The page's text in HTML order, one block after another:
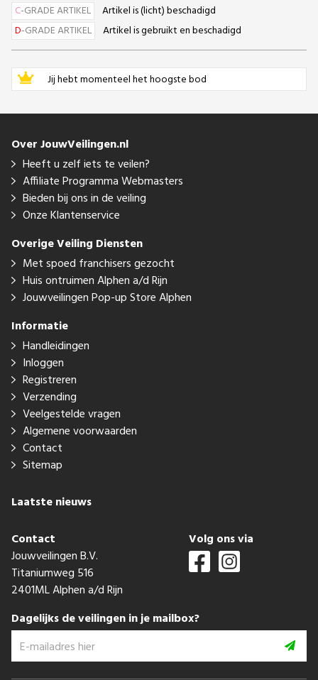
C-GRADE ARTIKEL
Artikel is (licht) beschadigd
D-GRADE ARTIKEL Artikel is gebruikt en beschadigd
Jij hebt momenteel het hoogste bod
Over JouwVeilingen.nl
Heeft u zelf iets te veilen?
Affiliate Programma Webmasters
Bieden bij ons in de veiling
Onze Klantenservice
Overige Veiling Diensten
Met spoed franchisers gezocht
Huis ontruimen Alphen a/d Rijn
Jouwveilingen Pop-up Store Alphen
Informatie
Handleidingen
Inloggen
Registreren
Verzending
Veelgestelde vragen
Algemene voorwaarden
Contact
Sitemap
Laatste nieuws
Contact
Jouwveilingen B.V.
Titaniumweg 516
2401ML Alphen a/d Rijn
Volg ons via
Dagelijks de veilingen in je mailbox?